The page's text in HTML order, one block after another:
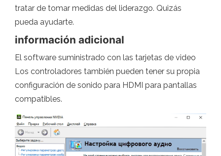
tratar de tomar medidas del liderazgo. Quizás
pueda ayudarte.
información adicional
El software suministrado con las tarjetas de video
Los controladores también pueden tener su propia
configuración de sonido para HDMI para pantallas
compatibles.